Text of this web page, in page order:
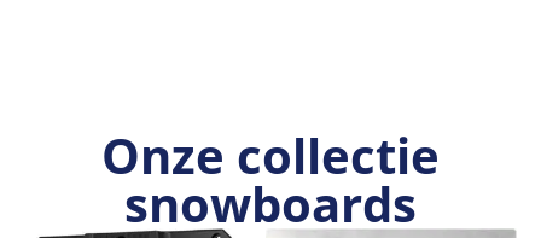
Onze collectie
snowboards